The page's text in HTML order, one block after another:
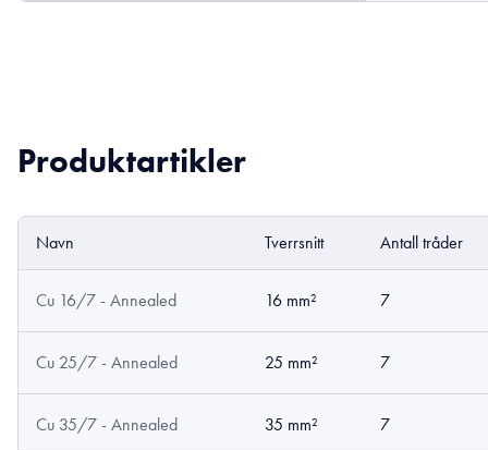
Produktartikler
Navn Tverrsnitt Antall tråder
Cu 16/7 - Annealed 16 mm² 7
Cu 25/7 - Annealed 25 mm² 7
Cu 35/7 - Annealed 35 mm² 7